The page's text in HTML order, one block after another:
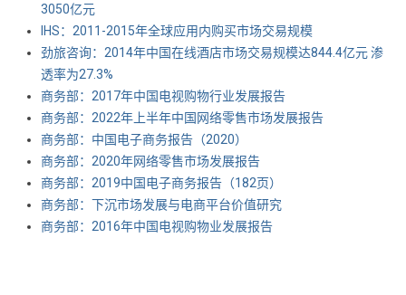
3050亿元
IHS：2011-2015年全球应用内购买市场交易规模
劲旅咨询：2014年中国在线酒店市场交易规模达844.4亿元 渗
透率为27.3%
商务部：2017年中国电视购物行业发展报告
商务部：2022年上半年中国网络零售市场发展报告
商务部：中国电子商务报告（2020）
商务部：2020年网络零售市场发展报告
商务部：2019中国电子商务报告（182页）
商务部：下沉市场发展与电商平台价值研究
商务部：2016年中国电视购物业发展报告